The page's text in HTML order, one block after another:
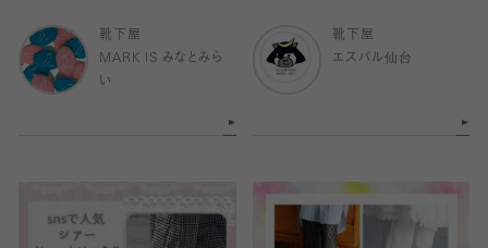
靴下屋
MARK IS みなとみら
い
靴下屋
エスパル仙台